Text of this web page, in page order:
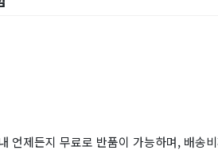
언제든지 무료로 반품이 가능하며, 배송